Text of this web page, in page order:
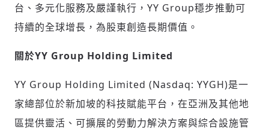
登入或註冊
輸入 Email 驗證碼
請輸入發送到的驗證碼
台、多元化服務及嚴謹執行，YY Group穩步推動可
持續的全球增長，為股東創造長期價值。
關於YY Group Holding Limited
YY Group Holding Limited (Nasdaq: YYGH)是一
家總部位於新加坡的科技賦能平台，在亞洲及其他地
區提供靈活、可擴展的勞動力解決方案與綜合設施管